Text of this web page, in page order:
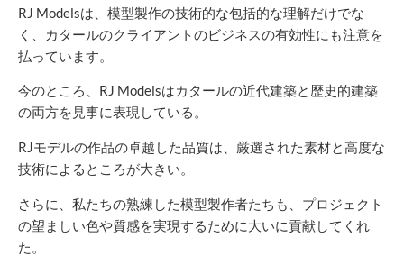
RJ Modelsは、模型製作の技術的な包括的な理解だけでな
く、カタールのクライアントのビジネスの有効性にも注意を
払っています。
今のところ、RJ Modelsはカタールの近代建築と歴史的建築
の両方を見事に表現している。
RJモデルの作品の卓越した品質は、厳選された素材と高度な
技術によるところが大きい。
さらに、私たちの熟練した模型製作者たちも、プロジェクト
の望ましい色や質感を実現するために大いに貢献してくれ
た。